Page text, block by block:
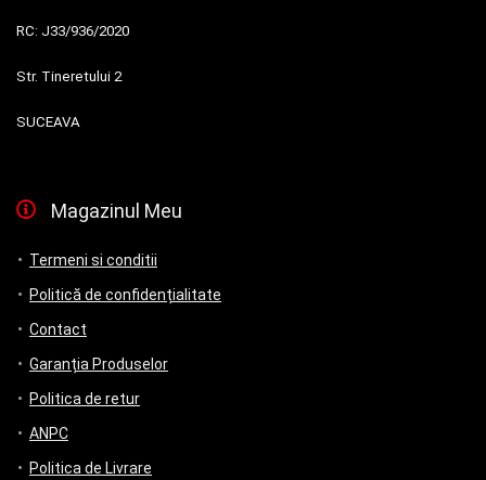
RC: J33/936/2020
Str. Tineretului 2
SUCEAVA
Magazinul Meu
Termeni si conditii
Politică de confidențialitate
Contact
Garanția Produselor
Politica de retur
ANPC
Politica de Livrare